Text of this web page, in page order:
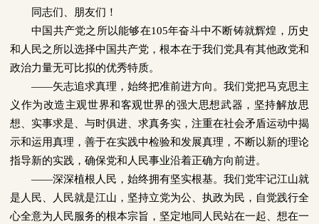
同志们、朋友们！
中国共产党之所以能够在105年奋斗中不断铸就辉煌，历史
和人民之所以选择中国共产党，根本在于我们党具有其他政党和
政治力量无可比拟的优秀特质。
——矢志追求真理，始终把准前进方向。我们党把马克思主
义作为改造主观世界和客观世界的强大思想武器，坚持解放思
想、实事求是、与时俱进、求真务实，注重在社会矛盾运动中揭
示和运用真理，善于在实践中检验和发展真理，不断以新的理论
指导新的实践，确保党和人民事业沿着正确方向前进。
——深深植根人民，始终拥有坚实根基。我们党牢记江山就
是人民、人民就是江山，坚持立党为公、执政为民，自觉践行全
心全意为人民服务的根本宗旨，坚定地同人民站在一起、想在一